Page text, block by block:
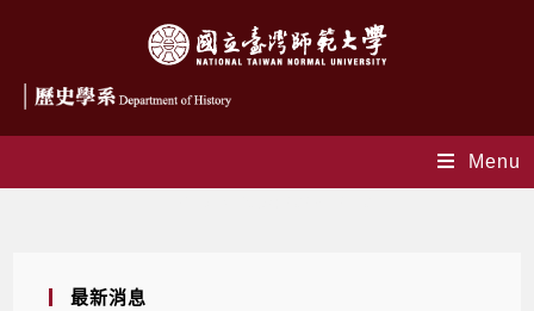
Menu
最新消息